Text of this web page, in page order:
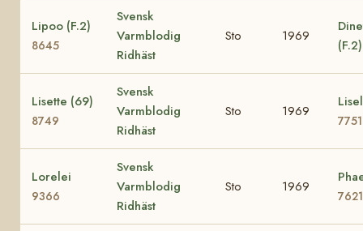
Lipoo (F.2)
8645
Svensk
Varmblodig
Ridhäst
Sto 1969
Lisette (69)
8749
Svensk
Varmblodig
Ridhäst
Sto 1969
7751
Lorelei
9366
Svensk
Varmblodig
Ridhäst
Sto 1969
7621